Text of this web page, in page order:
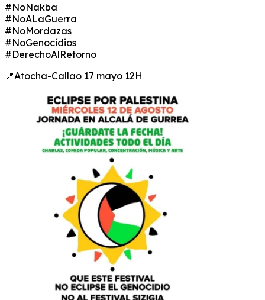
#NoNakba
#NoALaGuerra
#NoMordazas
#NoGenocidios
#DerechoAlRetorno
📍Atocha-Callao 17 mayo 12H